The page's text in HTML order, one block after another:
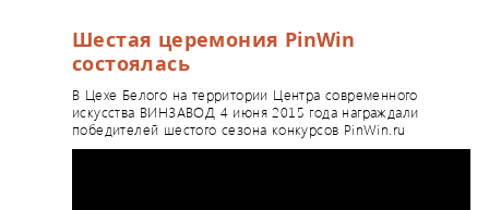
Шестая церемония PinWin
состоялась
В Цехе Белого на территории Центра современного
искусства ВИНЗАВОД 4 июня 2015 года награждали
победителей шестого сезона конкурсов PinWin.ru